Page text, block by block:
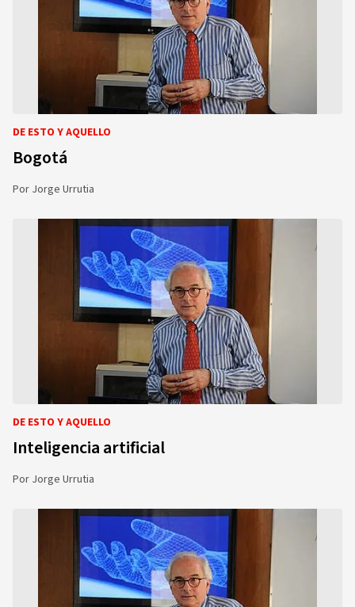
DE ESTO Y AQUELLO
Bogotá
Por Jorge Urrutia
DE ESTO Y AQUELLO
Inteligencia artificial
Por Jorge Urrutia